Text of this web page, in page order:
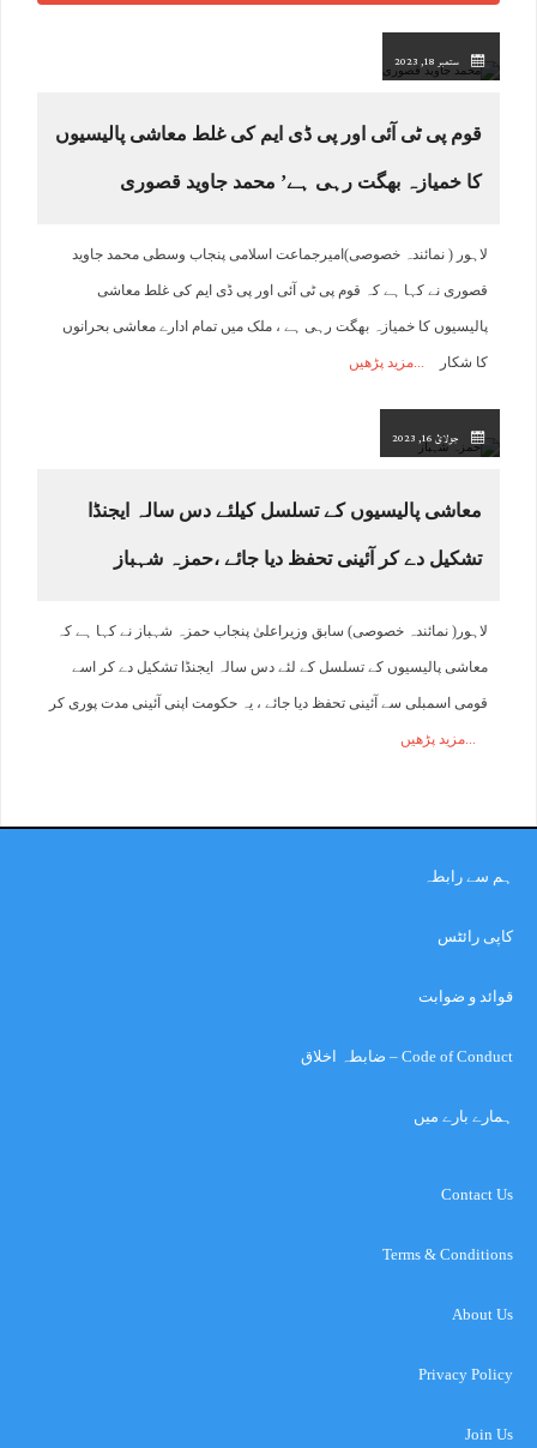
ستمبر 18, 2023
قوم پی ٹی آئی اور پی ڈی ایم کی غلط معاشی پالیسیوں
کا خمیازہ بھگت رہی ہے’ محمد جاوید قصوری
لاہور ( نمائندہ خصوصی)امیرجماعت اسلامی پنجاب وسطی محمد جاوید
قصوری نے کہا ہے کہ قوم پی ٹی آئی اور پی ڈی ایم کی غلط معاشی
پالیسیوں کا خمیازہ بھگت رہی ہے ، ملک میں تمام ادارے معاشی بحرانوں
کا شکار مزید پڑھیں
جولائ 16, 2023
معاشی پالیسیوں کے تسلسل کیلئے دس سالہ ایجنڈا
تشکیل دے کر آئینی تحفظ دیا جائے ،حمزہ شہباز
لاہور( نمائندہ خصوصی) سابق وزیراعلیٰ پنجاب حمزہ شہباز نے کہا ہے کہ
معاشی پالیسیوں کے تسلسل کے لئے دس سالہ ایجنڈا تشکیل دے کر اسے
قومی اسمبلی سے آئینی تحفظ دیا جائے ، یہ حکومت اپنی آئینی مدت پوری کر
مزید پڑھیں
ہم سے رابطہ
کاپی رائٹس
قوائد و ضوابت
Code of Conduct – ضابطہ اخلاق
ہمارے بارے میں
Contact Us
Terms & Conditions
About Us
Privacy Policy
Join Us